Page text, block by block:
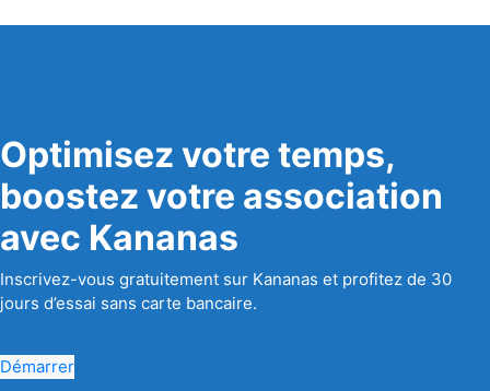
Optimisez votre temps,
boostez votre association
avec Kananas
Inscrivez-vous gratuitement sur Kananas et profitez de 30
jours d’essai sans carte bancaire.
Démarrer